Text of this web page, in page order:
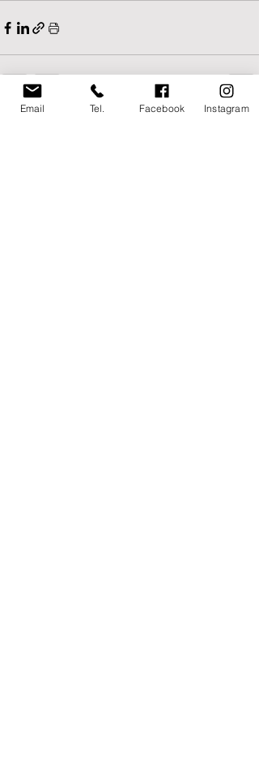
Email Tel. Facebook Instagram